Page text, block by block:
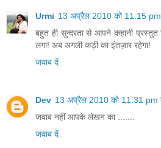
Urmi 13 अप्रैल 2010 को 11:15
बहुत ही सुन्दरता से आपने कहानी प्रस्तुत
लगा! अब अगली कड़ी का इंतज़ार रहेगा!
जवाब दें
Dev 13 अप्रैल 2010 को 11:31 pm
जवाब नहीं आपके लेखन का .......
जवाब दें